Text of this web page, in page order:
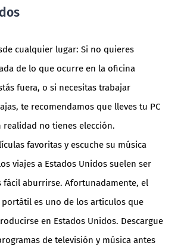
cualquier lugar: Si no quieres
de lo que ocurre en la oficina
fuera, o si necesitas trabajar
te recomendamos que lleves tu PC
realidad no tienes elección.
favoritas y escuche su música
viajes a Estados Unidos suelen ser
fácil aburrirse. Afortunadamente, el
es uno de los artículos que
en Estados Unidos. Descargue
de televisión y música antes